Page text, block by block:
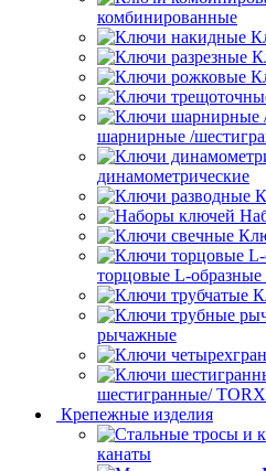
комбинированные
шарнирные /
динамометрические
торцовые L-образные
рычажные
шестигранные/ TORX
Крепежные изделия
канаты